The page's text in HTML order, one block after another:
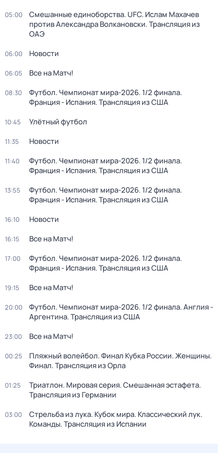
05:00
Смешанные единоборства. UFC. Ислам Махачев
против Александра Волкановски. Трансляция из
ОАЭ
06:00 Новости
06:05 Все на Матч!
08:30
Футбол. Чемпионат мира-2026. 1/2 финала.
Франция - Испания. Трансляция из США
10:45 Улётный футбол
11:35 Новости
11:40
Футбол. Чемпионат мира-2026. 1/2 финала.
Франция - Испания. Трансляция из США
13:55
Футбол. Чемпионат мира-2026. 1/2 финала.
Франция - Испания. Трансляция из США
16:10 Новости
16:15 Все на Матч!
17:00
Футбол. Чемпионат мира-2026. 1/2 финала.
Франция - Испания. Трансляция из США
19:15 Все на Матч!
20:00
Футбол. Чемпионат мира-2026. 1/2 финала. Англия -
Аргентина. Трансляция из США
23:00 Все на Матч!
00:25
Пляжный волейбол. Финал Кубка России. Женщины.
Финал. Трансляция из Орла
01:25
Триатлон. Мировая серия. Смешанная эстафета.
Трансляция из Германии
03:00
Стрельба из лука. Кубок мира. Классический лук.
Команды. Трансляция из Испании